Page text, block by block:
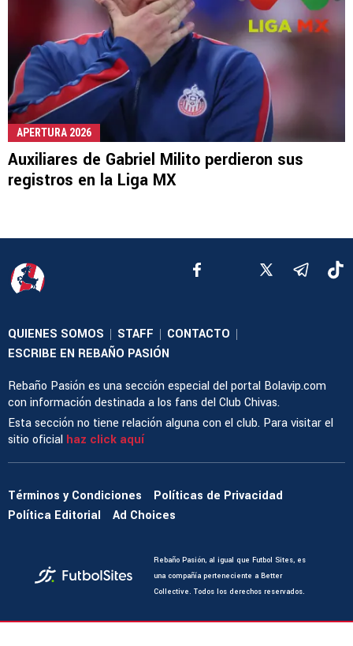
APERTURA 2026
Auxiliares de Gabriel Milito perdieron sus
registros en la Liga MX
QUIENES SOMOS | STAFF | CONTACTO |
ESCRIBE EN REBAÑO PASIÓN
Rebaño Pasión es una sección especial del portal Bolavip.com
con información destinada a los fans del Club Chivas.
Esta sección no tiene relación alguna con el club. Para visitar el
sitio oficial haz click aquí
Términos y Condiciones
Políticas de Privacidad
Política Editorial
Ad Choices
Rebaño Pasión, al igual que Futbol Sites, es
una compañía perteneciente a Better
Collective. Todos los derechos reservados.